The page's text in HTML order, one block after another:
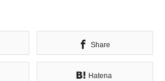
Share
Hatena